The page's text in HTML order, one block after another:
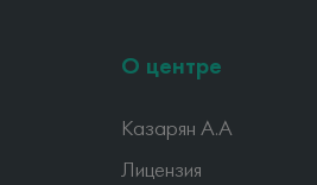
О центре
Казарян А.А
Лицензия